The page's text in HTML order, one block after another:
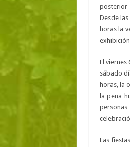
posterior
Desde
horas la
El
sábado
horas, la
la peña
Las